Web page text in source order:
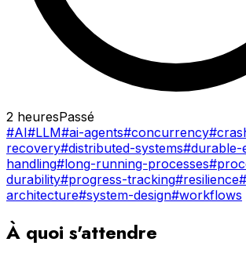
2 heuresPassé
#AI#LLM#ai-agents#concurrency
recovery#distributed-systems#durable-
handling#long-running-processes
durability#progress-tracking#resilience
architecture#system-design#workflows
À quoi s'attendre